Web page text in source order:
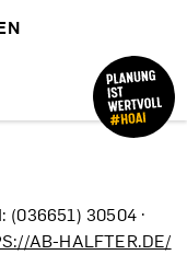
(036651) 30504 ·
AB-HALFTER.DE/